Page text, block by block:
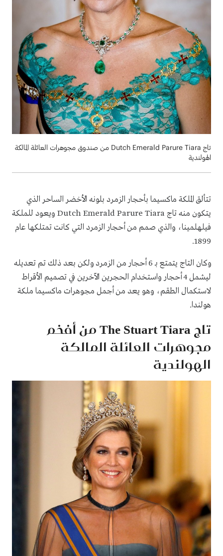
تاج Dutch Emerald Parure Tiara من صندوق مجوهرات العائلة المالكة
الهولندية
تتألق الملكة ماكسيما بأحجار الزمرد بلونه الأخضر الساحر الذي
يتكون منه تاج Dutch Emerald Parure Tiara ويعود للملكة
فيلهلمينا، والذي صمم من أحجار الزمرد التي كانت تمتلكها عام
1899.
وكان التاج يتمتع بـ 6 أحجار من الزمرد ولكن بعد ذلك تم تعديله
ليشمل 4 أحجار واستخدام الحجرين الآخرين في تصميم الأقراط
لاستكمال الطقم، وهو يعد من أجمل مجوهرات ماكسيما ملكة
هولندا.
تاج The Stuart Tiara من أفخم
مجوهرات العائلة المالكة
الهولندية